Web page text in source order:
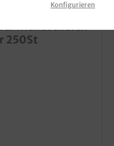
250St
Konfigurieren